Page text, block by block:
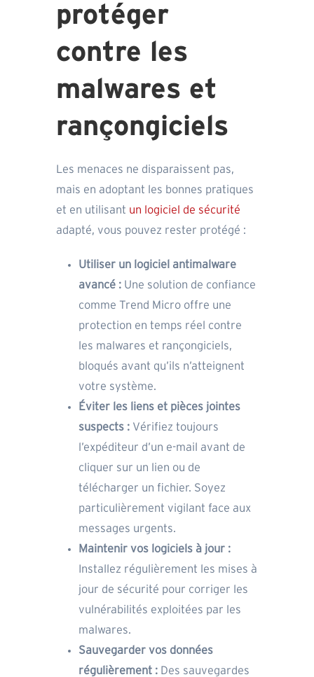
protéger
contre les
malwares et
rançongiciels
Les menaces ne disparaissent pas,
mais en adoptant les bonnes pratiques
et en utilisant un logiciel de sécurité
adapté, vous pouvez rester protégé :
Utiliser un logiciel antimalware
avancé : Une solution de confiance
comme Trend Micro offre une
protection en temps réel contre
les malwares et rançongiciels,
bloqués avant qu’ils n’atteignent
votre système.
Éviter les liens et pièces jointes
suspects : Vérifiez toujours
l’expéditeur d’un e-mail avant de
cliquer sur un lien ou de
télécharger un fichier. Soyez
particulièrement vigilant face aux
messages urgents.
Maintenir vos logiciels à jour :
Installez régulièrement les mises à
jour de sécurité pour corriger les
vulnérabilités exploitées par les
malwares.
Sauvegarder vos données
régulièrement : Des sauvegardes